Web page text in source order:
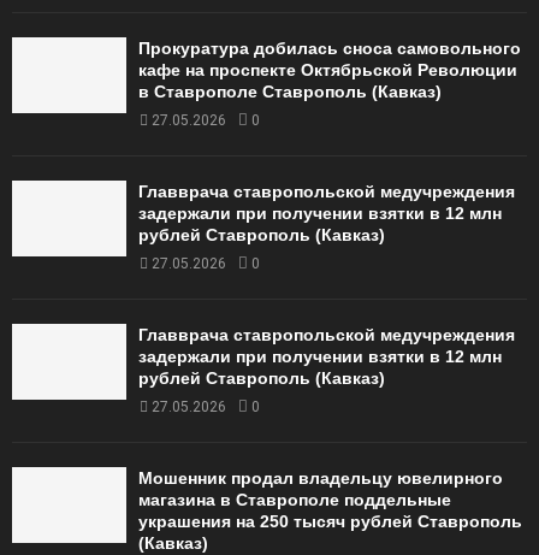
Прокуратура добилась сноса самовольного
кафе на проспекте Октябрьской Революции
в Ставрополе Ставрополь (Кавказ)
27.05.2026 0
Главврача ставропольской медучреждения
задержали при получении взятки в 12 млн
рублей Ставрополь (Кавказ)
27.05.2026 0
Главврача ставропольской медучреждения
задержали при получении взятки в 12 млн
рублей Ставрополь (Кавказ)
27.05.2026 0
Мошенник продал владельцу ювелирного
магазина в Ставрополе поддельные
украшения на 250 тысяч рублей Ставрополь
(Кавказ)